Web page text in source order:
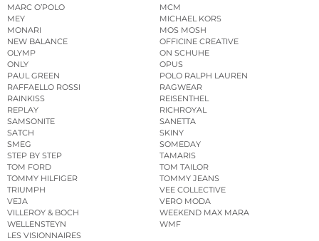
MARC O’POLO
MCM
MEY
MICHAEL KORS
MONARI
MOS MOSH
NEW BALANCE
OFFICINE CREATIVE
OLYMP
ON SCHUHE
ONLY
OPUS
PAUL GREEN
POLO RALPH LAUREN
RAFFAELLO ROSSI
RAGWEAR
RAINKISS
REISENTHEL
REPLAY
RICHROYAL
SAMSONITE
SANETTA
SATCH
SKINY
SMEG
SOMEDAY
STEP BY STEP
TAMARIS
TOM FORD
TOM TAILOR
TOMMY HILFIGER
TOMMY JEANS
TRIUMPH
VEE COLLECTIVE
VEJA
VERO MODA
VILLEROY & BOCH
WEEKEND MAX MARA
WELLENSTEYN
WMF
LES VISIONNAIRES